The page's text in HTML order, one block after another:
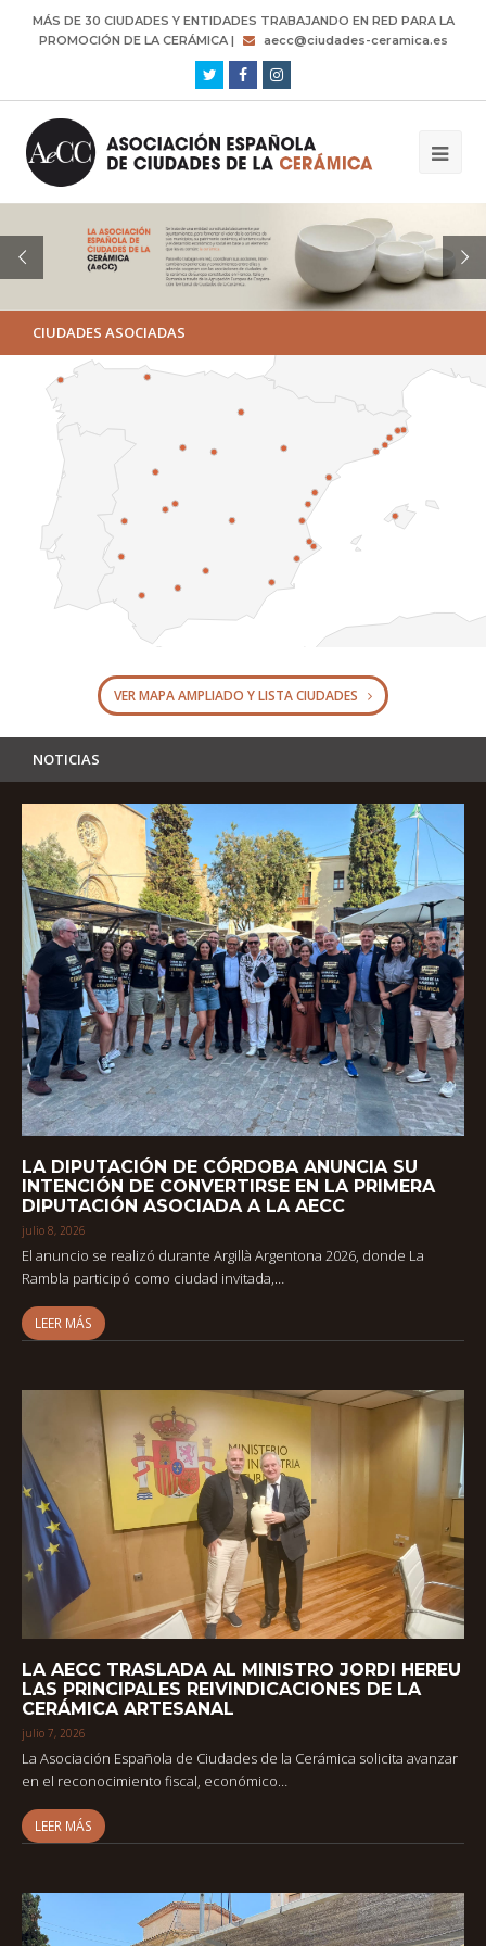
MÁS DE 30 CIUDADES Y ENTIDADES TRABAJANDO EN RED PARA LA
PROMOCIÓN DE LA CERÁMICA |
aecc@ciudades-ceramica.es
Twitter Facebook
CIUDADES ASOCIADAS
VER MAPA AMPLIADO Y LISTA CIUDADES
NOTICIAS
LA DIPUTACIÓN DE CÓRDOBA ANUNCIA SU
INTENCIÓN DE CONVERTIRSE EN LA PRIMERA
DIPUTACIÓN ASOCIADA A LA AECC
julio 8, 2026
El anuncio se realizó durante Argillà Argentona 2026, donde La
Rambla participó como ciudad invitada,…
LEER MÁS
LA AECC TRASLADA AL MINISTRO JORDI HEREU
LAS PRINCIPALES REIVINDICACIONES DE LA
CERÁMICA ARTESANAL
julio 7, 2026
La Asociación Española de Ciudades de la Cerámica solicita avanzar
en el reconocimiento fiscal, económico…
LEER MÁS